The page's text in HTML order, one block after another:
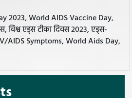
2023, World AIDS Vaccine Day,
विश्व एड्स टीका दिवस 2023, एड्स-
AIDS Symptoms, World Aids Day,